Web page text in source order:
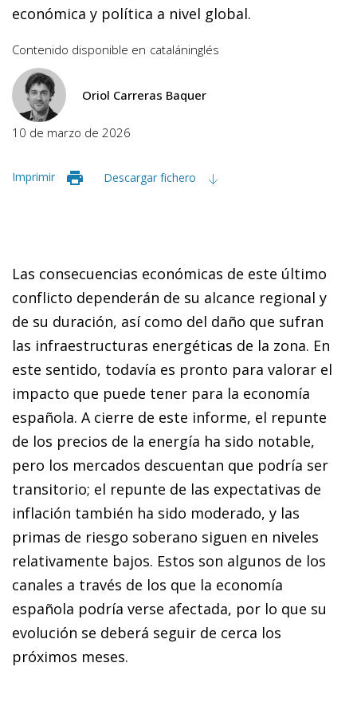
económica y política a nivel global.
Contenido disponible en cataláninglés
Oriol Carreras Baquer
10 de marzo de 2026
Imprimir Descargar fichero
Las consecuencias económicas de este último
conflicto dependerán de su alcance regional y
de su duración, así como del daño que sufran
las infraestructuras energéticas de la zona. En
este sentido, todavía es pronto para valorar el
impacto que puede tener para la economía
española. A cierre de este informe, el repunte
de los precios de la energía ha sido notable,
pero los mercados descuentan que podría ser
transitorio; el repunte de las expectativas de
inflación también ha sido moderado, y las
primas de riesgo soberano siguen en niveles
relativamente bajos. Estos son algunos de los
canales a través de los que la economía
española podría verse afectada, por lo que su
evolución se deberá seguir de cerca los
próximos meses.